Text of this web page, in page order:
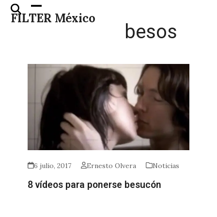
Skip
FILTER México
Open
mobile
Close
mobile
besos
6 julio, 2017 Ernesto Olvera Noticias
8 vídeos para ponerse besucón